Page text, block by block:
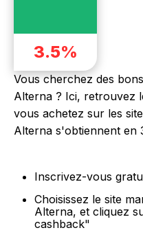
3.5%
Vous cherchez des
Alterna ? Ici, retrouvez
vous achetez sur les
Alterna s'obtiennent en
Inscrivez-vous
Choisissez le site
Alterna, et cliquez
cashback"